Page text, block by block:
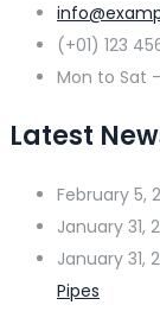
(+01) 123
Mon to Sat
Latest
February 5,
January 31,
January 31,
Pipes